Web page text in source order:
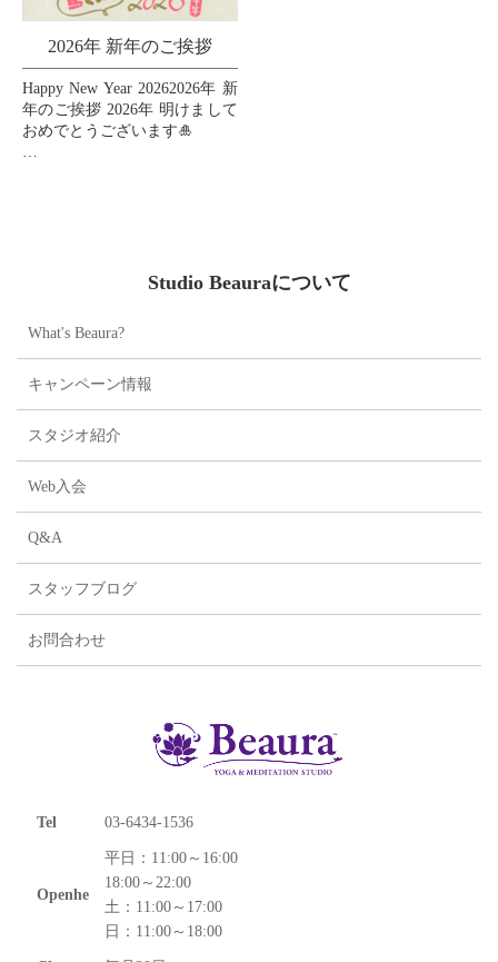
2026年 新年のご挨拶
Happy New Year 20262026年 新
年のご挨拶 2026年 明けまして
おめでとうございます🎍
Studio Beauraについて
What's Beaura?
キャンペーン情報
スタジオ紹介
Web入会
Q&A
スタッフブログ
お問合わせ
Tel 03-6434-1536
Openhe
平日：11:00～16:00
18:00～22:00
土：11:00～17:00
日：11:00～18:00